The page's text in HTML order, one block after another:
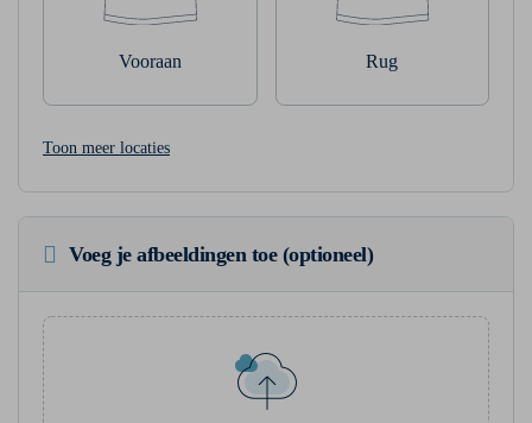
Vooraan Rug
Toon meer locaties
Voeg je afbeeldingen toe (optioneel)